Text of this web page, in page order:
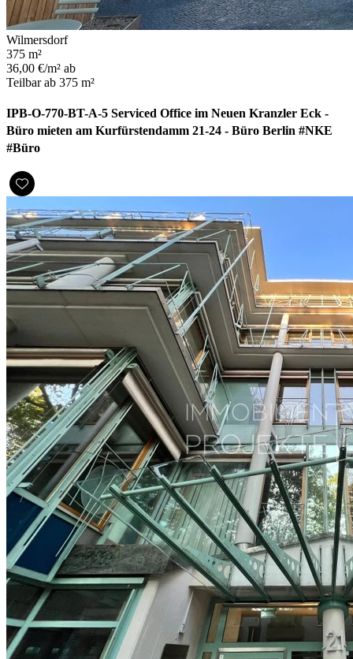
Wilmersdorf
375 m²
36,00 €/m² ab
Teilbar ab 375 m²
IPB-O-770-BT-A-5 Serviced Office im Neuen Kranzler Eck -
Büro mieten am Kurfürstendamm 21-24 - Büro Berlin #NKE
#Büro